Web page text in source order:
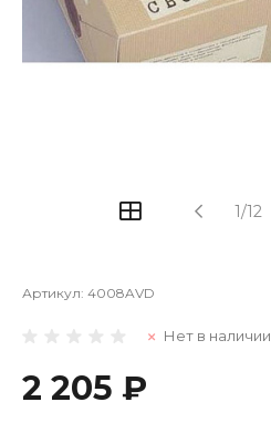
1/12
Артикул: 4008AVD
Нет в наличии
2 205 ₽